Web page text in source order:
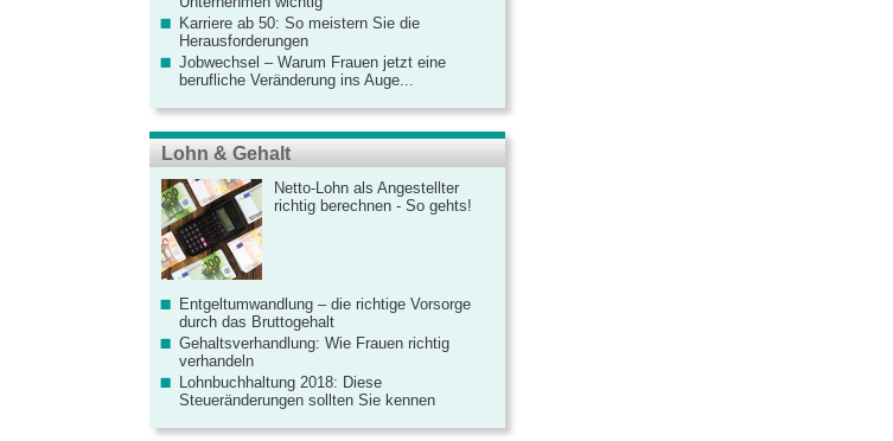
Karriere ab 50: So meistern Sie die
Herausforderungen
Jobwechsel – Warum Frauen jetzt eine
berufliche Veränderung ins Auge...
Lohn & Gehalt
Netto-Lohn als Angestellter
richtig berechnen - So gehts!
Entgeltumwandlung – die richtige Vorsorge
durch das Bruttogehalt
Gehaltsverhandlung: Wie Frauen richtig
verhandeln
Lohnbuchhaltung 2018: Diese
Steueränderungen sollten Sie kennen